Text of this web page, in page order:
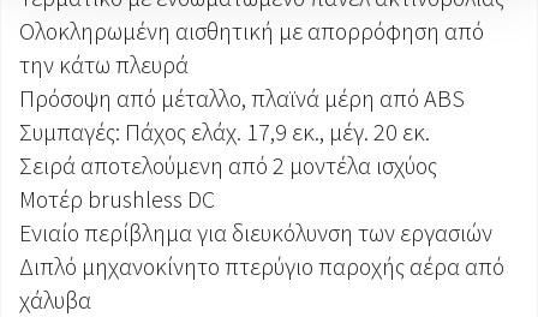
Ολοκληρωμένη αισθητική με απορρόφηση από
την κάτω πλευρά
Πρόσοψη από μέταλλο, πλαϊνά μέρη από ABS
Συμπαγές: Πάχος ελάχ. 17,9 εκ., μέγ. 20 εκ.
Σειρά αποτελούμενη από 2 μοντέλα ισχύος
Μοτέρ brushless DC
Ενιαίο περίβλημα για διευκόλυνση των εργασιών
Διπλό μηχανοκίνητο πτερύγιο παροχής αέρα από
χάλυβα